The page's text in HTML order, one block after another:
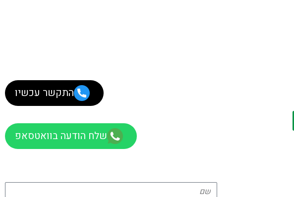
התקשר עכשיו
שלח הודעה בוואטסאפ